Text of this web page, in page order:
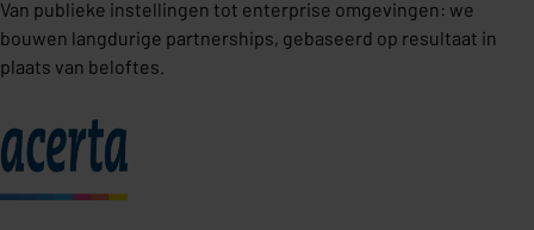
Van publieke instellingen tot enterprise omgevingen: we
bouwen langdurige partnerships, gebaseerd op resultaat in
plaats van beloftes.